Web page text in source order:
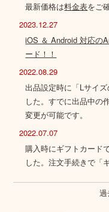
最新価格は料金表をご
2023.12.27
iOS ＆ Android 対応の
ード！！
2022.08.29
出品設定時に「Lサイ
した。すでに出品中の
変更が可能です。
2022.07.07
購入時にギフトカード
した。注文手続きで「